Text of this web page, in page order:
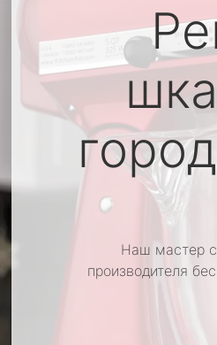
Наш мастер с
производителя